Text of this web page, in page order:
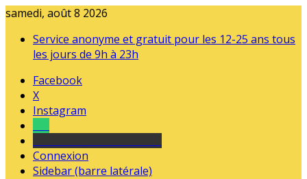
samedi, août 8 2026
Service anonyme et gratuit pour les 12-25 ans tous
les jours de 9h à 23h
Facebook
X
Instagram
Connexion
Sidebar (barre latérale)